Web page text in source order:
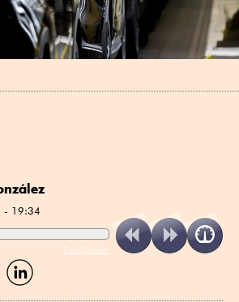
- 19:34
ReadSpeaker
Compartir
por